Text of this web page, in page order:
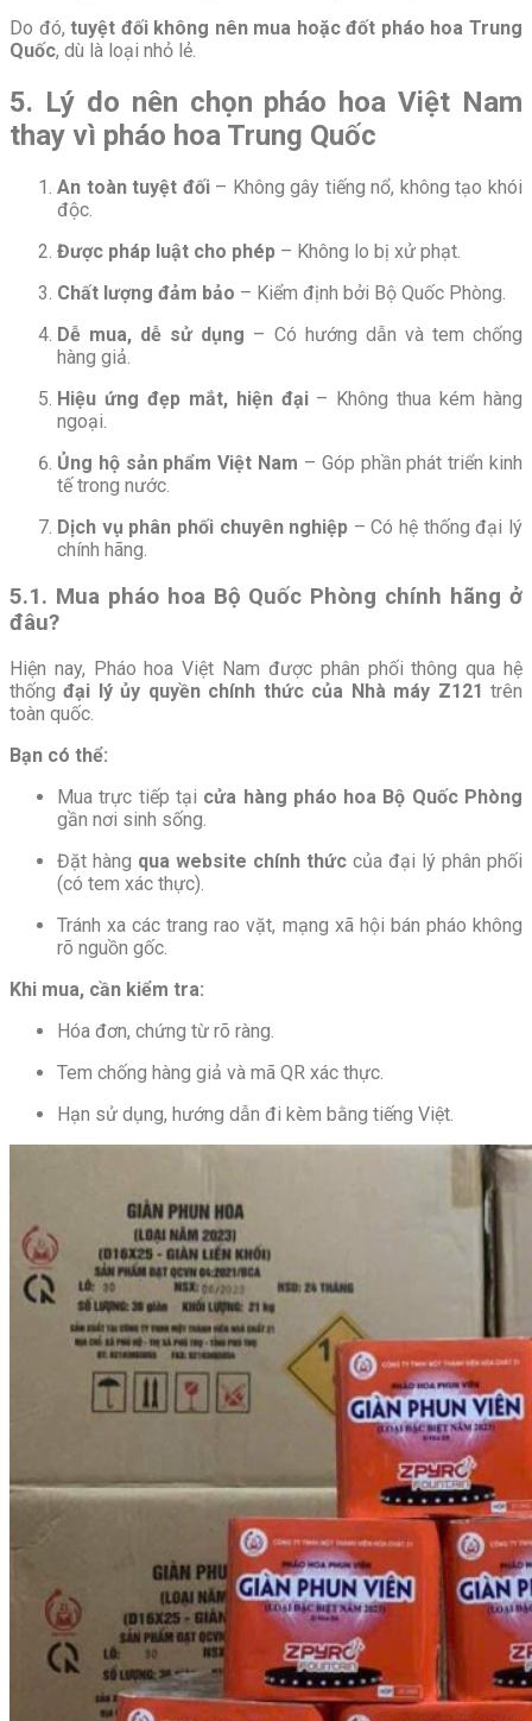
Do đó,tuyệt đối không nên mua hoặc đốt pháo hoa Trung
Quốc, dù là loại nhỏ lẻ.
5. Lý do nên chọn pháo hoa Việt Nam
thay vì pháo hoa Trung Quốc
An toàn tuyệt đối– Không gây tiếng nổ, không tạo khói
độc.
Được pháp luật cho phép – Không lo bị xử phạt.
Chất lượng đảm bảo – Kiểm định bởi Bộ Quốc Phòng.
Dễ mua, dễ sử dụng – Có hướng dẫn và tem chống
hàng giả.
Hiệu ứng đẹp mắt, hiện đại– Không thua kém hàng
ngoại.
Ủng hộ sản phẩm Việt Nam – Góp phần phát triển kinh
tế trong nước.
Dịch vụ phân phối chuyên nghiệp – Có hệ thống đại lý
chính hãng.
5.1. Mua pháo hoa Bộ Quốc Phòng chính hãng ở
đâu?
Hiện nay, Pháo hoa Việt Nam được phân phối thông qua hệ
thốngđại lý ủy quyền chính thức của Nhà máy Z121 trên
toàn quốc.
Bạn có thể:
Mua trực tiếp tại cửa hàng pháo hoa Bộ Quốc Phòng
gần nơi sinh sống.
Đặt hàng qua website chính thức của đại lý phân phối
(có tem xác thực).
Tránh xa các trang rao vặt, mạng xã hội bán pháo không
rõ nguồn gốc.
Khi mua, cần kiểm tra:
Hóa đơn, chứng từ rõ ràng.
Tem chống hàng giả và mã QR xác thực.
Hạn sử dụng, hướng dẫn đi kèm bằng tiếng Việt.